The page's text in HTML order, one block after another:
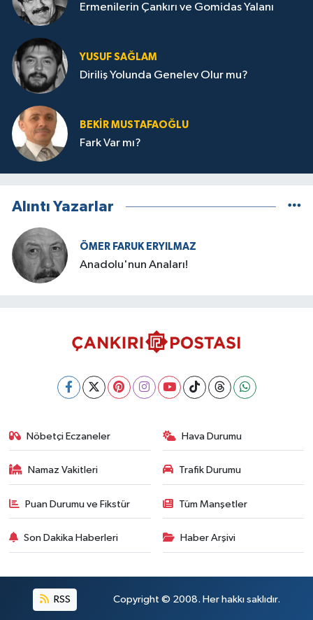
Ermenilerin Çankırı ve Gomidas Yalanı
YUSUF SAĞLAM
Diriliş Yolunda Genelev Olur mu?
BEKIR MUSTAFAOĞLU
Fark Var mı?
Alıntı Yazarlar
ÖMER FARUK ERYILMAZ
Anadolu'nun Anaları!
Nöbetçi Eczaneler Hava Durumu
Namaz Vakitleri Trafik Durumu
Puan Durumu ve Fikstür Tüm Manşetler
Son Dakika Haberleri Haber Arşivi
RSS Copyright © 2008. Her hakkı saklıdır.